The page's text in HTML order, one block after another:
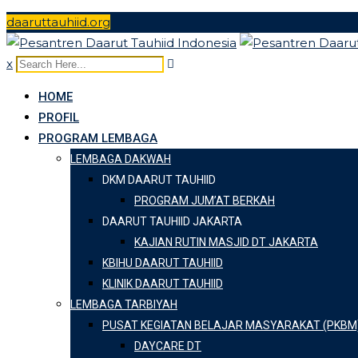
Skip
to
content
daaruttauhiid.org
x
HOME
PROFIL
PROGRAM LEMBAGA
LEMBAGA DAKWAH
DKM DAARUT TAUHIID
PROGRAM JUM’AT BERKAH
DAARUT TAUHIID JAKARTA
KAJIAN RUTIN MASJID DT JAKARTA
KBIHU DAARUT TAUHIID
KLINIK DAARUT TAUHIID
LEMBAGA TARBIYAH
PUSAT KEGIATAN BELAJAR MASYARAKAT
DAYCARE DT